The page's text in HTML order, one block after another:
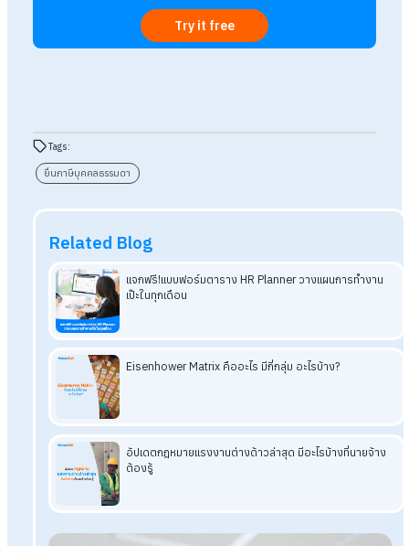
สรุป ยื่นภาษีบุคคลธรรมดา ต้องยื่นเมื่อไ
ตามกฎหมาย โดยทั่วไปต้องยื่นปีละ 1 ครั้งในช่วงต้นปี และบางกร
อาจต้องยื่นเพิ่มเติมในช่วงกลางปี การทราบกำหนดเวลา เกณฑ์รา
และการเตรียมเอกสารให้ครบ จะช่วยให้การยื่นภาษีเป็นเรื่องง่าย
ต้อง และไม่เสี่ยงต่อการเสียเบี้ยปรับหรือเงินเพิ่ม
อ่านบทความที่เกี่ยวข้องเพิ่มเติม
ยื่นภาษีบุคคลธรรมดาออนไลน์2568
อย่างไร
เตือน!! ค่าปรับภาษี กรณียื่นภาษีเงินได้บุคคลธรรมดาล่าช้า
วางแผนภาษีเงินได้บุคคลธรรมดาอย่างง่าย ๆ ผ่าน App
HumanSoft
สรุปสั้นๆ การคำนวณภาษีเงินได้บุคคลธรรมดา